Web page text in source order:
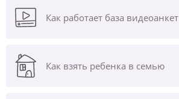
Как работает база видеоанкет
Как взять ребенка в семью